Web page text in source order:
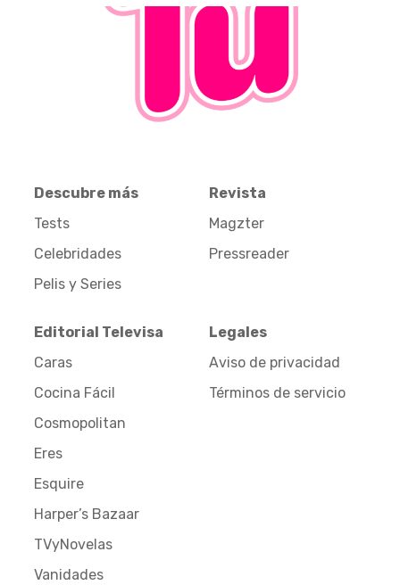
Descubre más
Tests
Celebridades
Pelis y Series
Revista
Magzter
Pressreader
Editorial Televisa
Caras
Cocina Fácil
Cosmopolitan
Eres
Esquire
Harper’s Bazaar
TVyNovelas
Vanidades
Legales
Aviso de privacidad
Términos de servicio